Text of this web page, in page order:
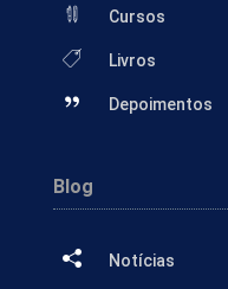
Cursos
Livros
Depoimentos
Blog
Notícias